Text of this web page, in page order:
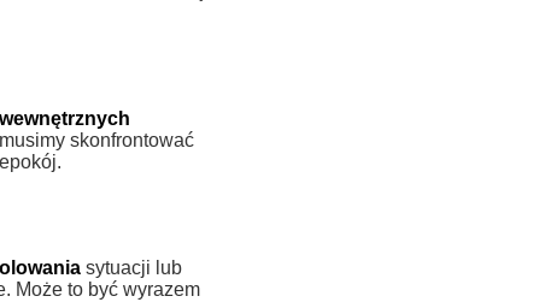
wewnętrznych
skonfrontować
sytuacji lub
Może to być wyrazem